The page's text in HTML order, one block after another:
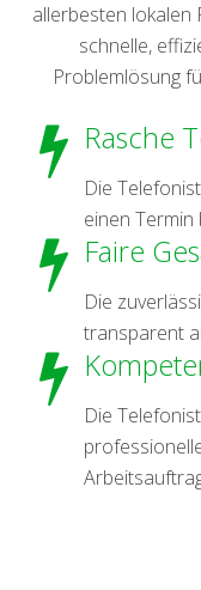
allerbesten lokalen
schnelle,
Problemlösung
Rasche
Die
einen Termin
Faire
Die
transparent
Die